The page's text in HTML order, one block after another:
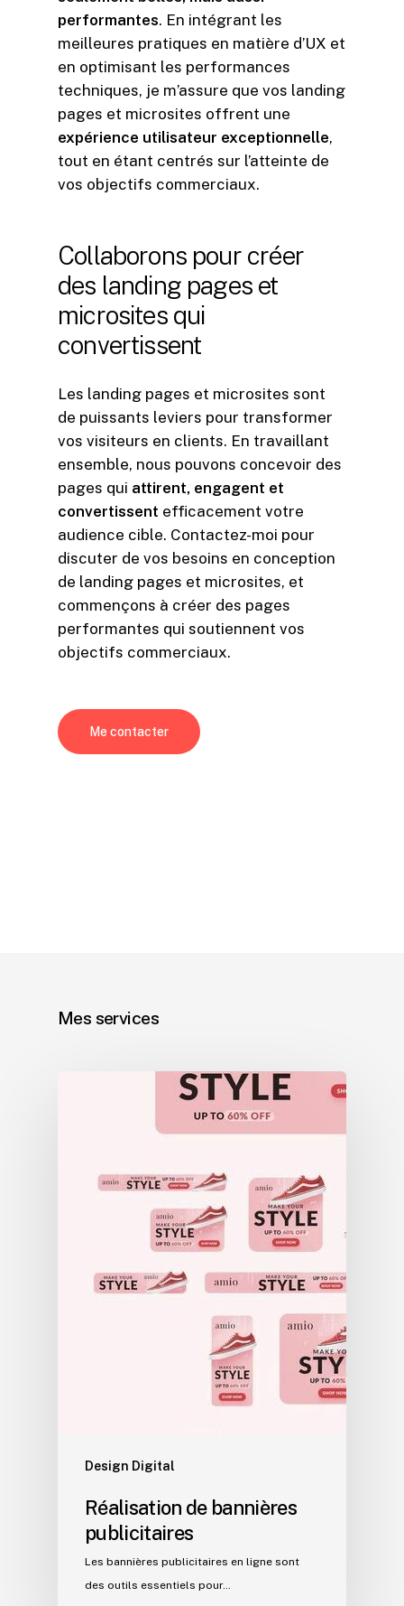
performantes. En intégrant les
meilleures pratiques en matière d’UX et
en optimisant les performances
techniques, je m’assure que vos landing
pages et microsites offrent une
expérience utilisateur exceptionnelle,
tout en étant centrés sur l’atteinte de
vos objectifs commerciaux.
Collaborons pour créer
des landing pages et
microsites qui
convertissent
Les landing pages et microsites sont
de puissants leviers pour transformer
vos visiteurs en clients. En travaillant
ensemble, nous pouvons concevoir des
pages qui attirent, engagent et
convertissent efficacement votre
audience cible. Contactez-moi pour
discuter de vos besoins en conception
de landing pages et microsites, et
commençons à créer des pages
performantes qui soutiennent vos
objectifs commerciaux.
Me contacter
Mes services
Design Digital
Réalisation de bannières
publicitaires
Les bannières publicitaires en ligne sont
des outils essentiels pour…